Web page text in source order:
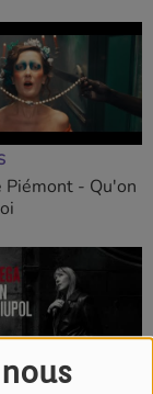
Piémont - Qu'on